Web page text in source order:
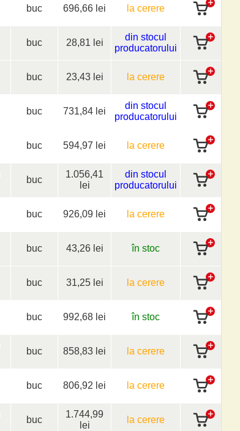
buc 696,66 lei la cerere
buc 28,81 lei
din stocul
producatorului
buc 23,43 lei la cerere
buc 731,84 lei
din stocul
producatorului
buc 594,97 lei la cerere
buc
1.056,41
lei
din stocul
producatorului
buc 926,09 lei la cerere
buc 43,26 lei în stoc
buc 31,25 lei la cerere
buc 992,68 lei în stoc
buc 858,83 lei la cerere
buc 806,92 lei la cerere
buc
1.744,99
lei
la cerere